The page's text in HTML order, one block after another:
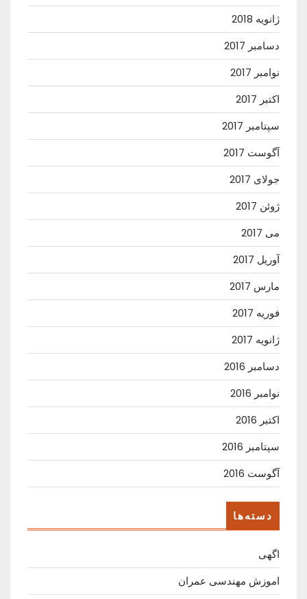
ژانویه 2018
دسامبر 2017
نوامبر 2017
اکتبر 2017
سپتامبر 2017
آگوست 2017
جولای 2017
ژوئن 2017
می 2017
آوریل 2017
مارس 2017
فوریه 2017
ژانویه 2017
دسامبر 2016
نوامبر 2016
اکتبر 2016
سپتامبر 2016
آگوست 2016
دسته‌ها
اگهی
اموزش مهندسی عمران